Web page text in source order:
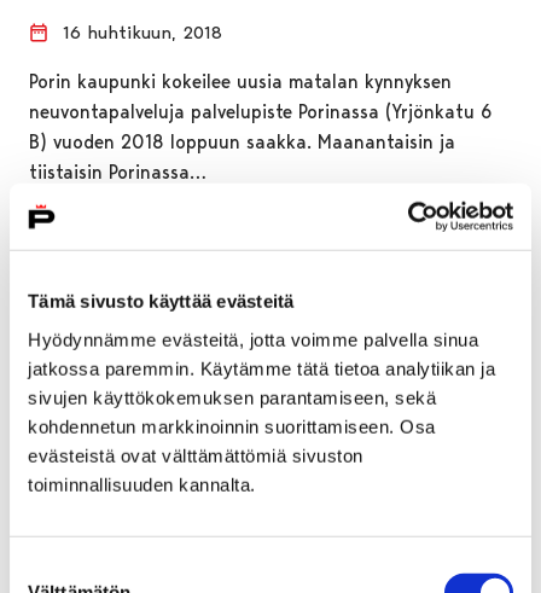
Tämä sivusto käyttää evästeitä
Hyödynnämme evästeitä, jotta voimme palvella sinua
jatkossa paremmin. Käytämme tätä tietoa analytiikan ja
sivujen käyttökokemuksen parantamiseen, sekä
kohdennetun markkinoinnin suorittamiseen. Osa
evästeistä ovat välttämättömiä sivuston
toiminnallisuuden kannalta.
16 huhtikuun, 2018
Porin kaupunki kokeilee uusia matalan kynnyksen
neuvontapalveluja palvelupiste Porinassa (Yrjönkatu 6
B) vuoden 2018 loppuun saakka. Maanantaisin ja
tiistaisin Porinassa…